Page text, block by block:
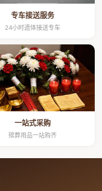
专车接送服务
24小时遗体接送专车
一站式采购
殡葬用品一站购齐